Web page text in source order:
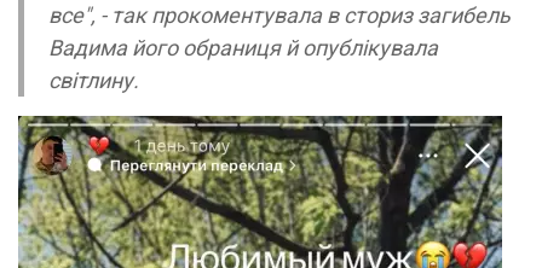
все", - так прокоментувала в сториз загибель
Вадима його обраниця й опублікувала
світлину.